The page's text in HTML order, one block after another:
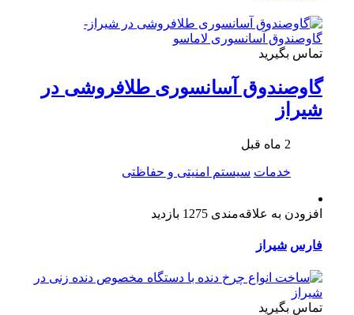
تماس بگیرید
گاوصندوق آسانسوری طلافروشی در
شیراز
2 ماه قبل
خدمات سیستم امنیتی و حفاظتی
افزودن به علاقه‌مندی 1275 بازدید
فارس شیراز
تماس بگیرید